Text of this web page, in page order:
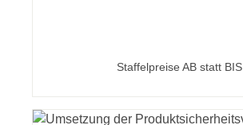
Staffelpreise AB statt BIS